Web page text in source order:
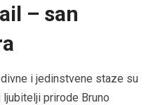
– san
i jedinstvene staze su
prirode Bruno